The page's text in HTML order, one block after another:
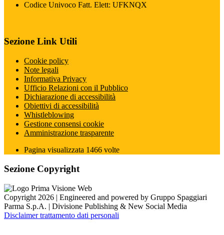
Codice Univoco Fatt. Elett: UFKNQX
Sezione Link Utili
Cookie policy
Note legali
Informativa Privacy
Ufficio Relazioni con il Pubblico
Dichiarazione di accessibilità
Obiettivi di accessibilità
Whistleblowing
Gestione consensi cookie
Amministrazione trasparente
Pagina visualizzata 1466 volte
Sezione Copyright
Copyright 2026 | Engineered and powered by Gruppo Spaggiari
Parma S.p.A. | Divisione Publishing & New Social Media
Disclaimer trattamento dati personali